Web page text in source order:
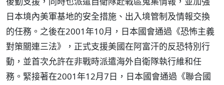
日本境內美軍基地的安全措施、出入境管制及情報交換
的任務。之後在2001年10月，日本國會通過《恐怖主義
對策關連三法》，正式支援美國在阿富汗的反恐特別行
動，並首次允許在非戰時派遣海外自衛隊執行維和任
務。緊接著在2001年12月7日，日本國會通過《聯合國